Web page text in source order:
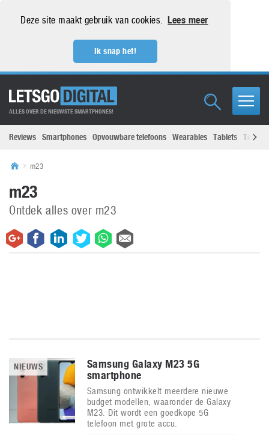
Deze site maakt gebruik van cookies. Lees meer
Ik snap het!
ALLES OVER DE NIEUWSTE SMARTPHONES!
Reviews Smartphones Opvouwbare telefoons Wearables Tablets
m23
m23
Ontdek alles over m23
NIEUWS
Samsung Galaxy M23 5G
smartphone
Samsung ontwikkelt meerdere nieuwe
budget modellen, waaronder de Galaxy
M23. Dit wordt een goedkope 5G
telefoon met grote accu.